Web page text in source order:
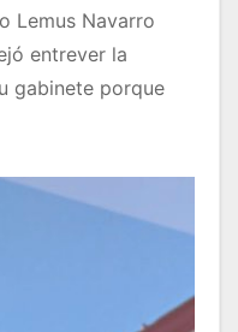
Lemus Navarro
entrever la
gabinete porque